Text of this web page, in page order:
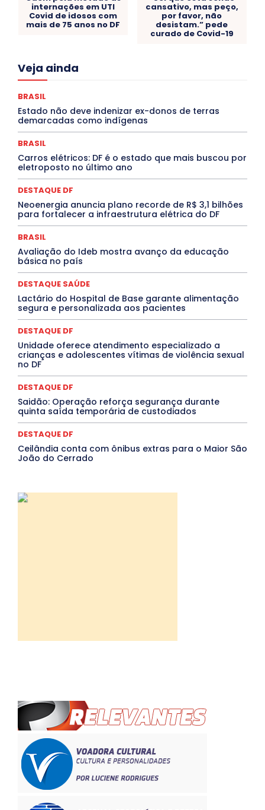
internações em UTI
Covid de idosos com
mais de 75 anos no DF
cansativo, mas peço,
por favor, não
desistam.” pede
curado de Covid-19
Veja ainda
Acre
Congressuanas & Esplanadumas
Covid-19
Crônica Política Crônicas
Cultura e Tal
DANÇA Dengue
Denuncia
DESTAQUE BRASIL
DESTAQUE DF
DESTAQUES OUTROS
ELEIÇÕES
EMPREGO E OPORTUNIDADES
ENTORNO
Especial
Espírito Santo
EVENTOS
EXPOSIÇÃO Featured
Febre Amarela
INTELIGÊNCIA ARTIFICIAL
INTERNACIONAL
Jogos Online
JUDICIÁRIO LITERATURA
Maranhão
MEIO AMBIENTE
Paraíba
Paraná Pernambuco Piauí
POLÍTICA
QUALIFICAÇÃO PROFISSIONAL
RESIDÊNCIA
Rio de Janeiro
Santa Catarina
São Paulo SARAMPO
SAÚDE
Saúde Agora
SEGURANÇA
TÁ FROID?
TEATRO TECNOLOGIA
TIC TAC
Mais
BRASIL
Estado não deve indenizar ex-donos de terras
demarcadas como indígenas
BRASIL
Carros elétricos: DF é o estado que mais buscou por
eletroposto no último ano
DESTAQUE DF
Neoenergia anuncia plano recorde de R$ 3,1 bilhões
para fortalecer a infraestrutura elétrica do DF
BRASIL
Avaliação do Ideb mostra avanço da educação
básica no país
DESTAQUE SAÚDE
Lactário do Hospital de Base garante alimentação
segura e personalizada aos pacientes
DESTAQUE DF
Unidade oferece atendimento especializado a
crianças e adolescentes vítimas de violência sexual
no DF
DESTAQUE DF
Saidão: Operação reforça segurança durante
quinta saída temporária de custodiados
DESTAQUE DF
Ceilândia conta com ônibus extras para o Maior São
João do Cerrado